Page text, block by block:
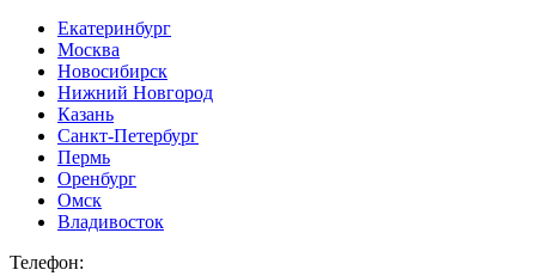
Екатеринбург
Москва
Новосибирск
Нижний Новгород
Казань
Санкт-Петербург
Пермь
Оренбург
Омск
Владивосток
Телефон: